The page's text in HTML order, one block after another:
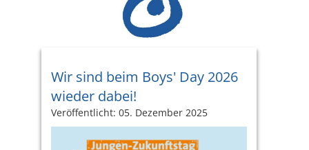
Wir sind beim Boys' Day 2026
wieder dabei!
Veröffentlicht: 05. Dezember 2025